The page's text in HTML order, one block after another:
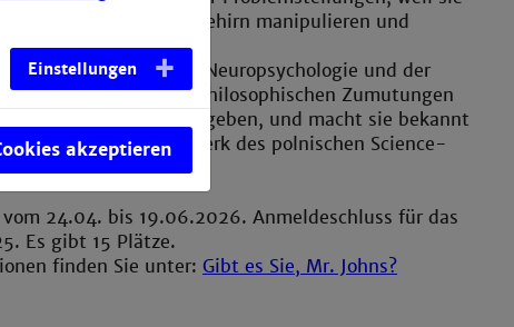
mit denen sich das Gehirn manipulieren und
lassen.
in die Forschung der Neuropsychologie und der
verdeutlicht, welche philosophischen Zumutungen
sich daraus ergeben, und macht sie bekannt
Figur aus dem Werk des polnischen Science-
24.04. bis 19.06.2026. Anmeldeschluss für das
Es gibt 15 Plätze.
finden Sie unter: Gibt es Sie, Mr. Johns?
Einstellungen
akzeptieren